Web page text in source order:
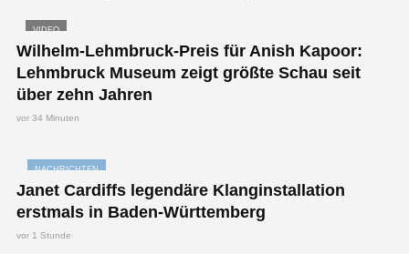
VIDEO
Wilhelm-Lehmbruck-Preis für Anish Kapoor:
Lehmbruck Museum zeigt größte Schau seit
über zehn Jahren
vor 34 Minuten
NACHRICHTEN
Janet Cardiffs legendäre Klanginstallation
erstmals in Baden-Württemberg
vor 1 Stunde